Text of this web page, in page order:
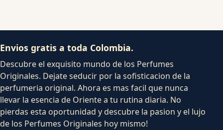
Envios gratis a toda Colombia.
Descubre el exquisito mundo de los Perfumes
Originales. Dejate seducir por la sofisticacion de la
perfumeria original. Ahora es mas facil que nunca
llevar la esencia de Oriente a tu rutina diaria. No
pierdas esta oportunidad y descubre la pasion y el lujo
de los Perfumes Originales hoy mismo!